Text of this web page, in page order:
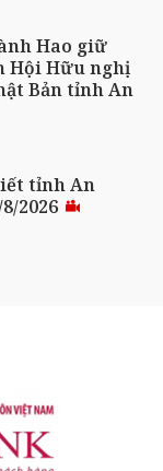
Hao giữ
Hội Hữu nghị
Bản tỉnh An
tỉnh An
2026